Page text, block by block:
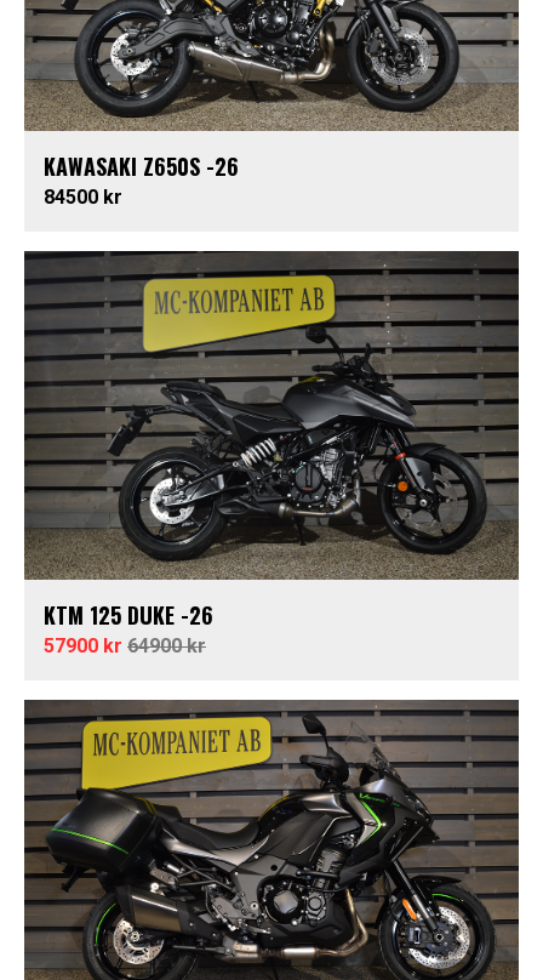
KAWASAKI Z650S -26
84500 kr
KTM 125 DUKE -26
57900 kr 64900 kr